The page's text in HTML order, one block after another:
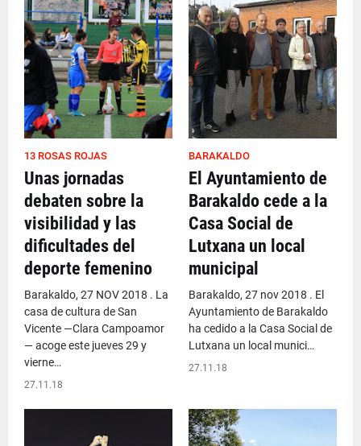
13 ROSAS ROJAS
Unas jornadas
debaten sobre la
visibilidad y las
dificultades del
deporte femenino
Barakaldo, 27 NOV 2018 . La
casa de cultura de San
Vicente —Clara Campoamor
— acoge este jueves 29 y
vierne…
27.11.18
BARAKALDO
El Ayuntamiento de
Barakaldo cede a la
Casa Social de
Lutxana un local
municipal
Barakaldo, 27 nov 2018 . El
Ayuntamiento de Barakaldo
ha cedido a la Casa Social de
Lutxana un local munici…
27.11.18